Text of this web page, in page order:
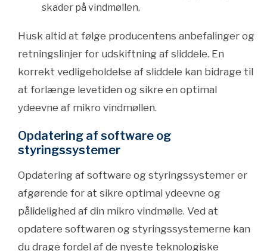
skader på vindmøllen.
Husk altid at følge producentens anbefalinger og
retningslinjer for udskiftning af sliddele. En
korrekt vedligeholdelse af sliddele kan bidrage til
at forlænge levetiden og sikre en optimal
ydeevne af mikro vindmøllen.
Opdatering af software og
styringssystemer
Opdatering af software og styringssystemer er
afgørende for at sikre optimal ydeevne og
pålidelighed af din mikro vindmølle. Ved at
opdatere softwaren og styringssystemerne kan
du drage fordel af de nyeste teknologiske